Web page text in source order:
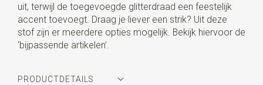
uit, terwijl de toegevoegde glitterdraad een feestelijk
accent toevoegt. Draag je liever een strik? Uit deze
stof zijn er meerdere opties mogelijk. Bekijk hiervoor de
‘bijpassende artikelen’.
PRODUCTDETAILS